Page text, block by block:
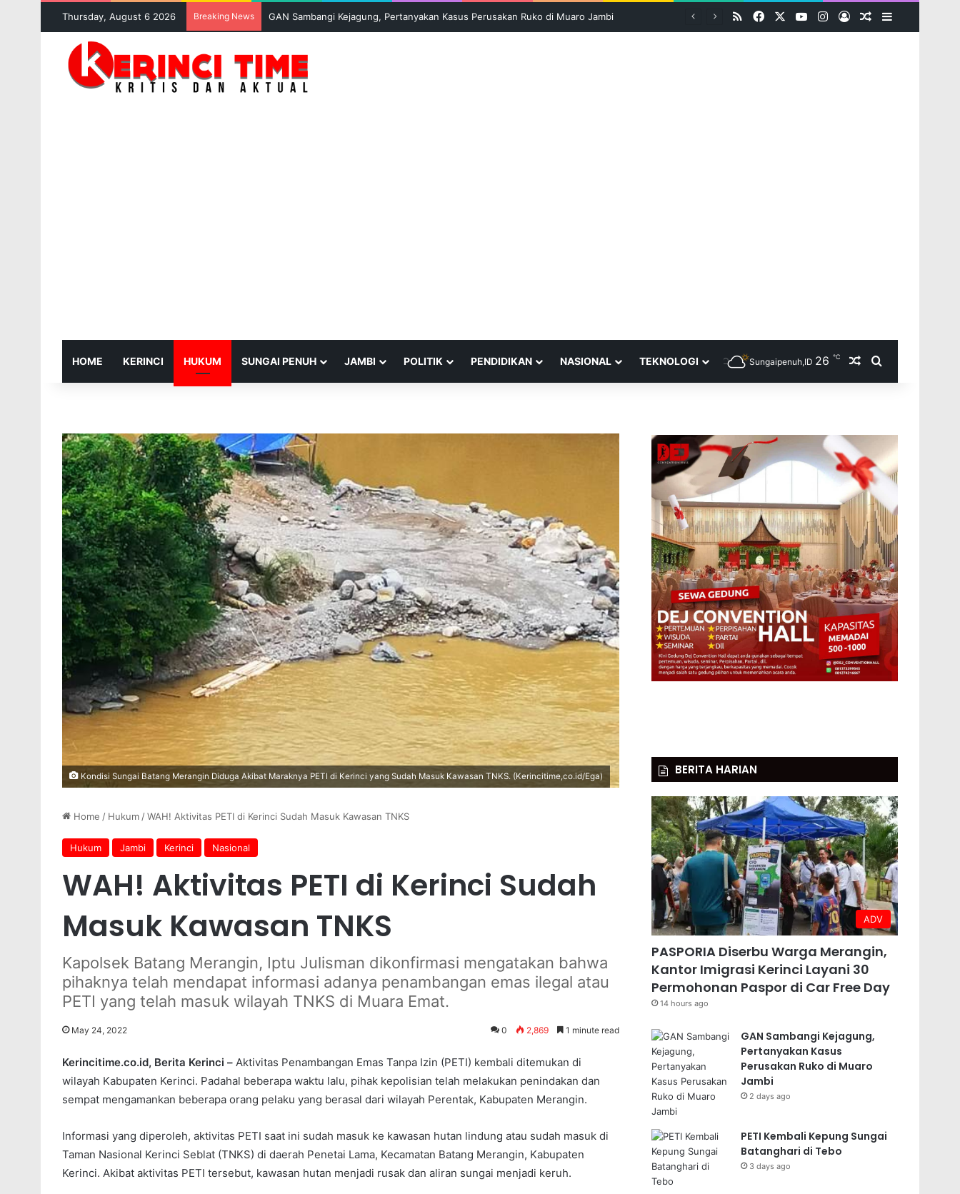
Thursday, August 6 2026 Breaking News PETI Kembali Kepung Sungai Batanghari di Tebo RSS Facebook YouTubeInstagram
Log InRandom Article
HOME KERINCI HUKUM SUNGAI PENUH JAMBI POLITIK PENDIDIKAN NASIONAL TEKNOLOGI Sungaipenuh,ID 26 ℃ Random Article
Kondisi Sungai Batang Merangin Diduga Akibat Maraknya PETI di Kerinci yang Sudah Masuk Kawasan TNKS. (Kerincitime,co.id/Ega)
Home / Hukum /WAH! Aktivitas PETI di Kerinci Sudah Masuk Kawasan TNKS
Hukum Jambi Kerinci Nasional
WAH! Aktivitas PETI di Kerinci Sudah
Masuk Kawasan TNKS
Kapolsek Batang Merangin, Iptu Julisman dikonfirmasi mengatakan bahwa
pihaknya telah mendapat informasi adanya penambangan emas ilegal atau
PETI yang telah masuk wilayah TNKS di Muara Emat.
May 24, 2022 0 2,869 1 minute read
Kerincitime.co.id, Berita Kerinci – Aktivitas Penambangan Emas Tanpa Izin (PETI) kembali ditemukan di
wilayah Kabupaten Kerinci. Padahal beberapa waktu lalu, pihak kepolisian telah melakukan penindakan dan
sempat mengamankan beberapa orang pelaku yang berasal dari wilayah Perentak, Kabupaten Merangin.
Informasi yang diperoleh, aktivitas PETI saat ini sudah masuk ke kawasan hutan lindung atau sudah masuk di
Taman Nasional Kerinci Seblat (TNKS) di daerah Penetai Lama, Kecamatan Batang Merangin, Kabupaten
Kerinci. Akibat aktivitas PETI tersebut, kawasan hutan menjadi rusak dan aliran sungai menjadi keruh.
BERITA HARIAN
ADV
PASPORIA Diserbu Warga Merangin,
Kantor Imigrasi Kerinci Layani 30
Permohonan Paspor di Car Free Day
14 hours ago
GAN Sambangi Kejagung,
Pertanyakan Kasus
Perusakan Ruko di Muaro
Jambi
2 days ago
PETI Kembali Kepung Sungai
Batanghari di Tebo
3 days ago